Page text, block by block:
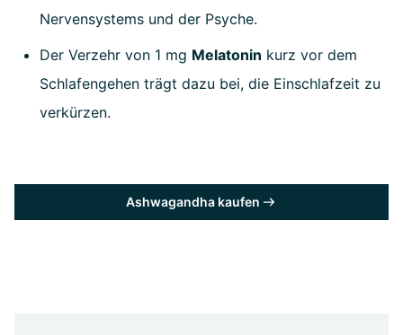
Nervensystems und der Psyche.
Der Verzehr von 1 mg Melatonin kurz vor dem
Schlafengehen trägt dazu bei, die Einschlafzeit zu
verkürzen.
Ashwagandha kaufen